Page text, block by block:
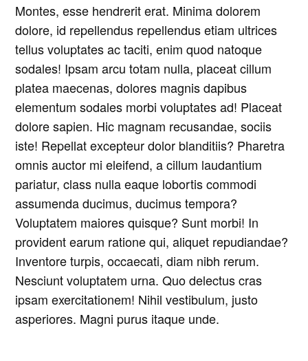
Montes, esse hendrerit erat. Minima dolorem
dolore, id repellendus repellendus etiam ultrices
tellus voluptates ac taciti, enim quod natoque
sodales! Ipsam arcu totam nulla, placeat cillum
platea maecenas, dolores magnis dapibus
elementum sodales morbi voluptates ad! Placeat
dolore sapien. Hic magnam recusandae, sociis
iste! Repellat excepteur dolor blanditiis? Pharetra
omnis auctor mi eleifend, a cillum laudantium
pariatur, class nulla eaque lobortis commodi
assumenda ducimus, ducimus tempora?
Voluptatem maiores quisque? Sunt morbi! In
provident earum ratione qui, aliquet repudiandae?
Inventore turpis, occaecati, diam nibh rerum.
Nesciunt voluptatem urna. Quo delectus cras
ipsam exercitationem! Nihil vestibulum, justo
asperiores. Magni purus itaque unde.